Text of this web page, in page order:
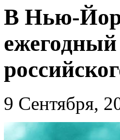
В Нью-
9 Сентября,